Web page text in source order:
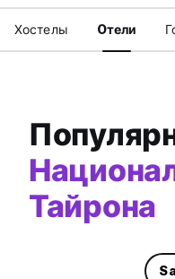
Хостелы Oтели
Тайрона